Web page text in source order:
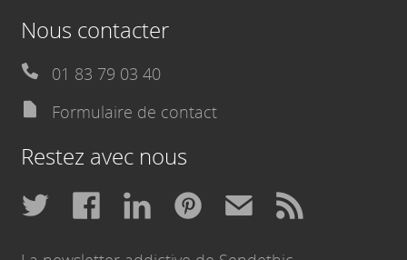
Nous contacter
01 83 79 03 40
Formulaire de contact
Restez avec nous